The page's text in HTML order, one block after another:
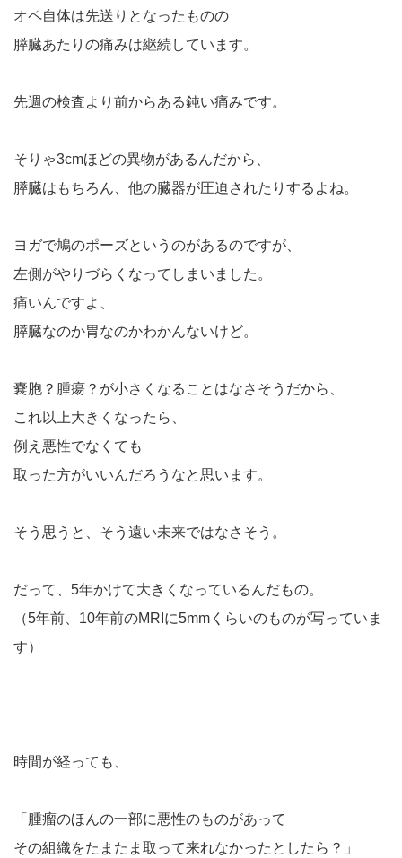
オペ自体は先送りとなったものの
膵臓あたりの痛みは継続しています。
先週の検査より前からある鈍い痛みです。
そりゃ3cmほどの異物があるんだから、
膵臓はもちろん、他の臓器が圧迫されたりするよね。
ヨガで鳩のポーズというのがあるのですが、
左側がやりづらくなってしまいました。
痛いんですよ、
膵臓なのか胃なのかわかんないけど。
嚢胞？腫瘍？が小さくなることはなさそうだから、
これ以上大きくなったら、
例え悪性でなくても
取った方がいいんだろうなと思います。
そう思うと、そう遠い未来ではなさそう。
だって、5年かけて大きくなっているんだもの。
（5年前、10年前のMRIに5mmくらいのものが写っていま
す）
時間が経っても、
「腫瘤のほんの一部に悪性のものがあって
その組織をたまたま取って来れなかったとしたら？」